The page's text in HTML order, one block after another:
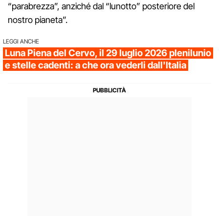
“parabrezza”, anziché dal “lunotto” posteriore del
nostro pianeta”.
LEGGI ANCHE
Luna Piena del Cervo, il 29 luglio 2026 plenilunio
e stelle cadenti: a che ora vederli dall'Italia